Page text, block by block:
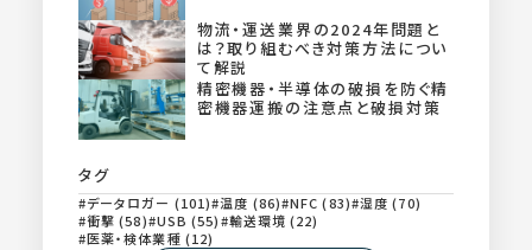
物流・運送業界の2024年問題と
は？取り組むべき対策方法につい
て解説
精密機器・半導体の破損を防ぐ精
密機器運搬の注意点と破損対策
タグ
データロガー (101) 温度 (86) NFC (83) 湿度 (70)
衝撃 (58) USB (55)
輸送環境 (22)
医薬・検体業種 (12)